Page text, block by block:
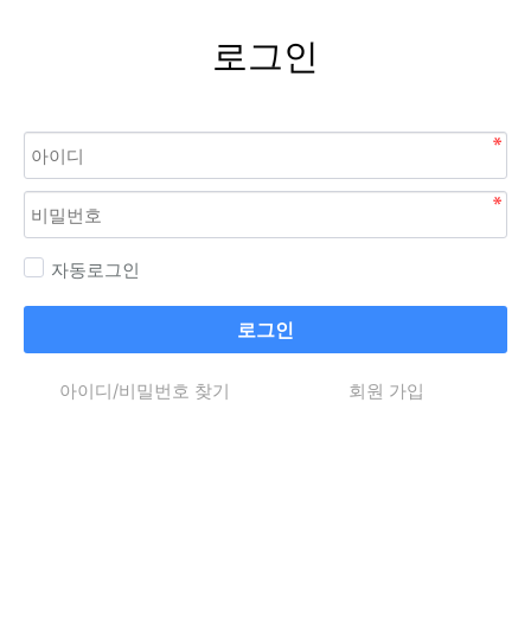
로그인
자동로그인
로그인
아이디/비밀번호 찾기 회원 가입